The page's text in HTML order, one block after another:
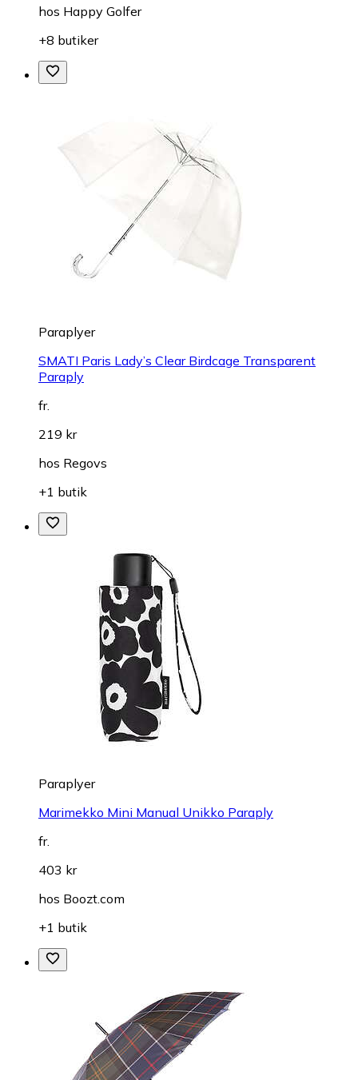
hos Happy Golfer
+8 butiker
Paraplyer
SMATI Paris Lady’s Clear Birdcage Transparent
Paraply
fr.
219 kr
hos Regovs
+1 butik
Paraplyer
Marimekko Mini Manual Unikko Paraply
fr.
403 kr
hos Boozt.com
+1 butik